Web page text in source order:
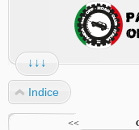
↓↓↓
Indice
<<